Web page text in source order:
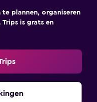
plannen, organiseren
is grats en